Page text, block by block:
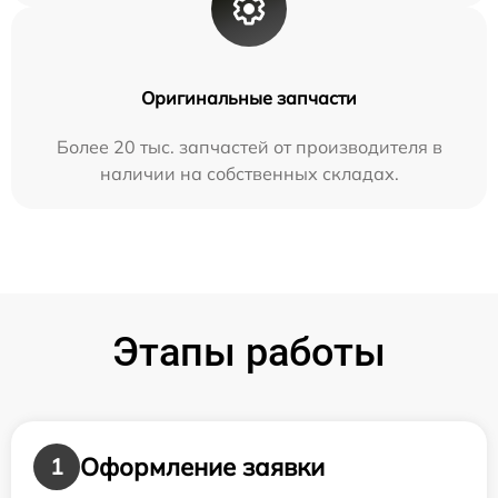
Оригинальные запчасти
Более 20 тыс. запчастей от производителя в
наличии на собственных складах.
Этапы работы
1 Оформление заявки